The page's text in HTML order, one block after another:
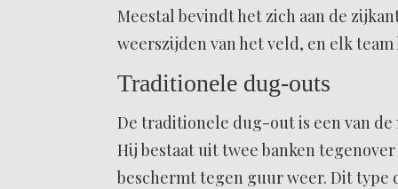
Meestal bevindt het zich aan de
weerszijden van het veld, en elk
Traditionele dug-outs
De traditionele dug-out is een van
Hij bestaat uit twee banken
beschermt tegen guur weer. Dit